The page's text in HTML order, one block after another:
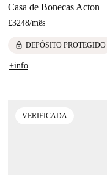
Casa de Bonecas Acton
£3248/mês
lock DEPÓSITO PROTEGIDO
+info
VERIFICADA